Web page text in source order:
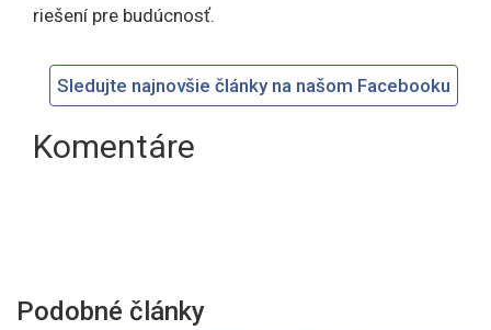
riešení pre budúcnosť.
Sledujte najnovšie články na našom Facebooku
Komentáre
Podobné články